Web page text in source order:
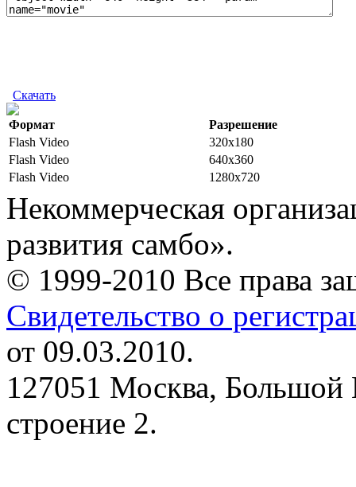
Скачать
Формат
Разрешение
Flash Video
320x180
Flash Video
640x360
Flash Video
1280x720
Некоммерческая
развития самбо».
© 1999-2010 Все права
Свидетельство о
от 09.03.2010.
127051 Москва, Большой
строение 2.